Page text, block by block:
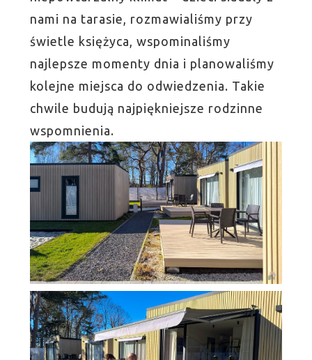
nami na tarasie, rozmawialiśmy przy
świetle księżyca, wspominaliśmy
najlepsze momenty dnia i planowaliśmy
kolejne miejsca do odwiedzenia. Takie
chwile budują najpiękniejsze rodzinne
wspomnienia.